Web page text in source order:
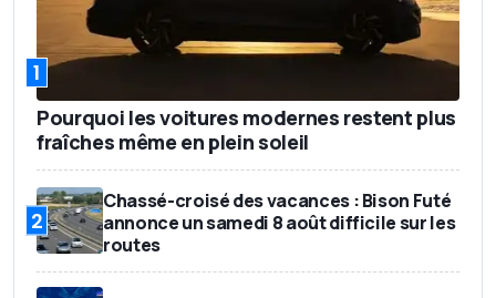
1
Pourquoi les voitures modernes restent plus
fraîches même en plein soleil
2
Chassé-croisé des vacances : Bison Futé
annonce un samedi 8 août difficile sur les
routes